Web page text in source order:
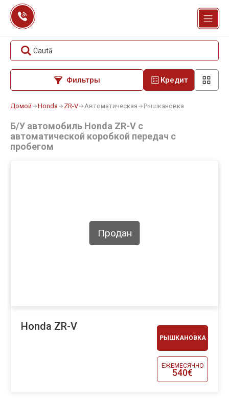
Перейти
содержанию
Caută
Фильтры Кредит
Домой Honda ZR-V Автоматическая Рышкановка
Б/У автомобиль Honda ZR-V с
автоматической коробкой передач с
пробегом
РЫШКАНОВКА
ЕЖЕМЕСЯЧНО
540€
Продан
Honda ZR-V